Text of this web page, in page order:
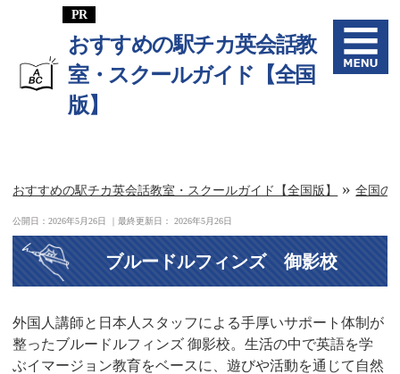
おすすめの駅チカ英会話教
室・スクールガイド【全国
版】
おすすめの駅チカ英会話教室・スクールガイド【全国版】 »全国の
公開日：2026年5月26日 ｜最終更新日：2026年5月26日
ブルードルフィンズ 御影校
外国人講師と日本人スタッフによる手厚いサポート体制が
整ったブルードルフィンズ 御影校。生活の中で英語を学
ぶイマージョン教育をベースに、遊びや活動を通じて自然